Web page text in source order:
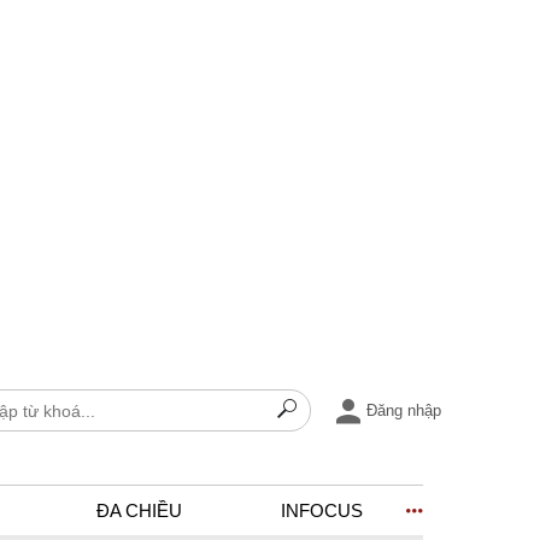
Đăng nhập
ĐA CHIỀU INFOCUS